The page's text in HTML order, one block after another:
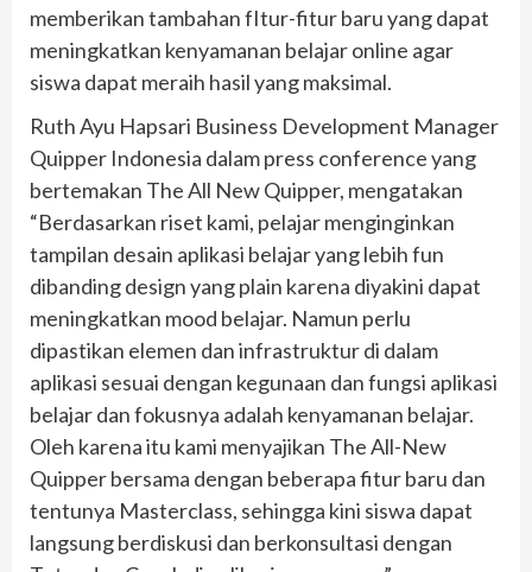
memberikan tambahan fItur-fitur baru yang dapat
meningkatkan kenyamanan belajar online agar
siswa dapat meraih hasil yang maksimal.
Ruth Ayu Hapsari Business Development Manager
Quipper Indonesia dalam press conference yang
bertemakan The All New Quipper, mengatakan
“Berdasarkan riset kami, pelajar menginginkan
tampilan desain aplikasi belajar yang lebih fun
dibanding design yang plain karena diyakini dapat
meningkatkan mood belajar. Namun perlu
dipastikan elemen dan infrastruktur di dalam
aplikasi sesuai dengan kegunaan dan fungsi aplikasi
belajar dan fokusnya adalah kenyamanan belajar.
Oleh karena itu kami menyajikan The All-New
Quipper bersama dengan beberapa fitur baru dan
tentunya Masterclass, sehingga kini siswa dapat
langsung berdiskusi dan berkonsultasi dengan